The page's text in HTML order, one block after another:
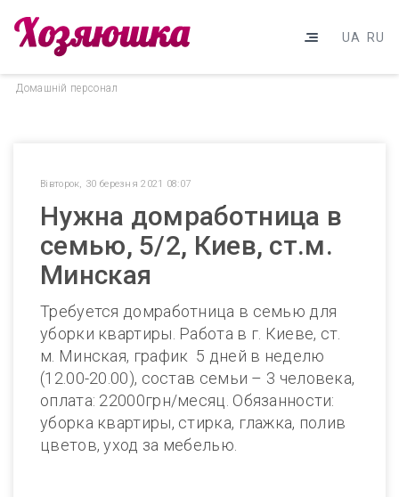
UA RU
Домашнiй персонал
Вівторок, 30 березня 2021 08:07
Нужна домработница в
семью, 5/2, Киев, ст.м.
Минская
Требуется домработница в семью для
уборки квартиры. Работа в г. Киеве, ст.
м. Минская, график 5 дней в неделю
(12.00-20.00), состав семьи – 3 человека,
оплата: 22000грн/месяц. Обязанности:
уборка квартиры, стирка, глажка, полив
цветов, уход за мебелью.